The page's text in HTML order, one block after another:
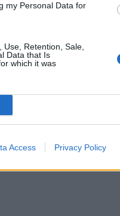
my Personal Data for
Retention, Sale,
Data that Is
which it was
Access Privacy Policy
w Polsce jest już
ostatecznego celu
brakuje niecałych 150
Krajowych i Autostrad
oraz rozbudowę
pasy.